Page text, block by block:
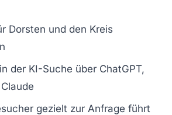
Dorsten und den Kreis
der KI-Suche über ChatGPT,
gezielt zur Anfrage führt